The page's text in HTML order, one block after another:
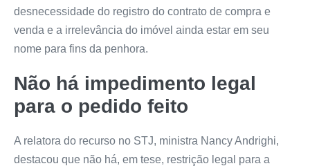
desnecessidade do registro do contrato de compra e
venda e a irrelevância do imóvel ainda estar em seu
nome para fins da penhora.
Não há impedimento legal
para o pedido feito
A relatora do recurso no STJ, ministra Nancy Andrighi,
destacou que não há, em tese, restrição legal para a